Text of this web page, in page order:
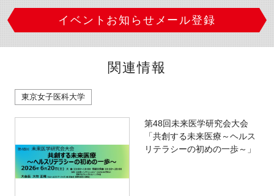
イベントお知らせメール登録
関連情報
東京女子医科大学
第48回未来医学研究会大会
「共創する未来医療～ヘルス
リテラシーの初めの一歩～」